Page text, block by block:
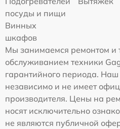
посуды и пищи
Винных
шкафов
Мы занимаемся ремонтом и
обслуживанием техники
гарантийного периода.
независимо и не имеет
производителя. Цены на
носят исключительно
не являются публичной